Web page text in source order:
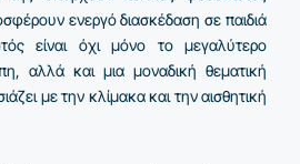
ενεργό διασκέδαση σε παιδιά
είναι όχι μόνο το μεγαλύτερο
αλλά και μια μοναδική θεματική
με την κλίμακα και την αισθητική